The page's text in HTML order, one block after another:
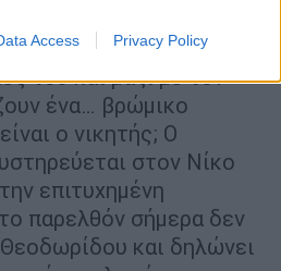
Access Privacy Policy
Τριαντάφυλλοςτραγου
του και μαζί με τον
ένα… βρώμικο
ο νικητής; Ο
στον Νίκο
επιτυχημένη
παρελθόν σήμερα δεν
και δηλώνει